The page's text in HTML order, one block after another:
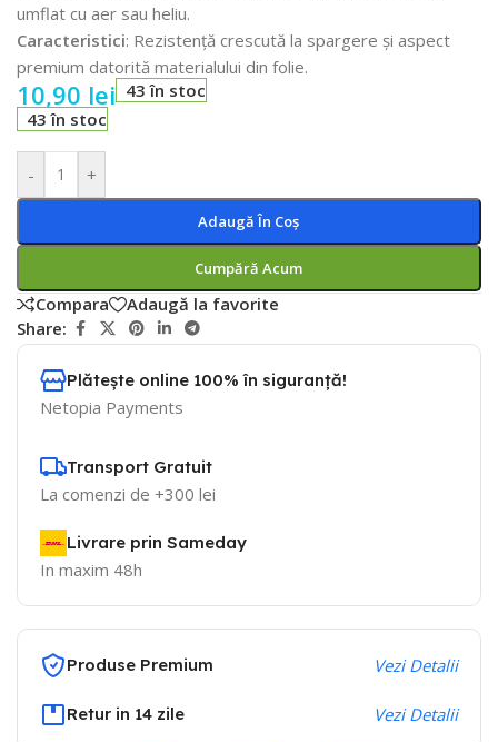
umflat cu aer sau heliu.
Caracteristici: Rezistență crescută la spargere și aspect
premium datorită materialului din folie.
10,90 lei 43 în stoc
43 în stoc
- +
Adaugă În Coș
Cumpără Acum
Compara
Adaugă la favorite
Share:
Plătește online 100% în siguranță!
Netopia Payments
Transport Gratuit
La comenzi de +300 lei
Livrare prin Sameday
In maxim 48h
Produse Premium Vezi Detalii
Retur in 14 zile Vezi Detalii